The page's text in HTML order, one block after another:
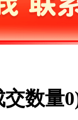
交数量0